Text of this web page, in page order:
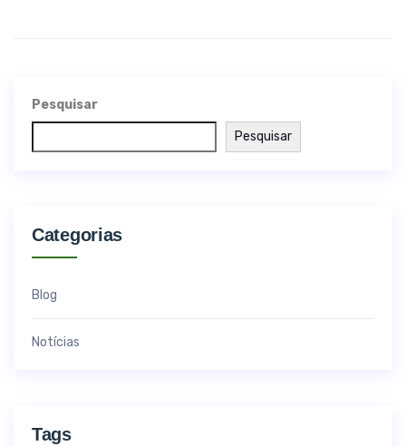
Pesquisar
Pesquisar
Categorias
Blog
Notícias
Tags